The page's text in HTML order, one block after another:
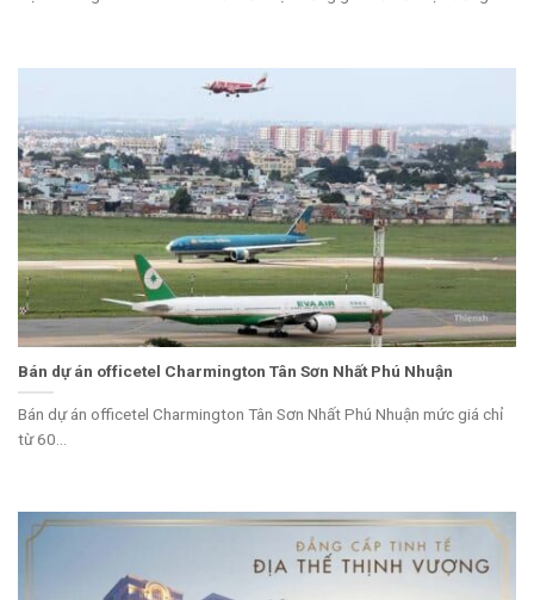
Bán dự án officetel Charmington Tân Sơn Nhất Phú Nhuận
Bán dự án officetel Charmington Tân Sơn Nhất Phú Nhuận mức giá chỉ
từ 60...